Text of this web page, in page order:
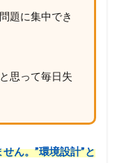
題に集中でき
思って毎日失
ん。”環境設計”と